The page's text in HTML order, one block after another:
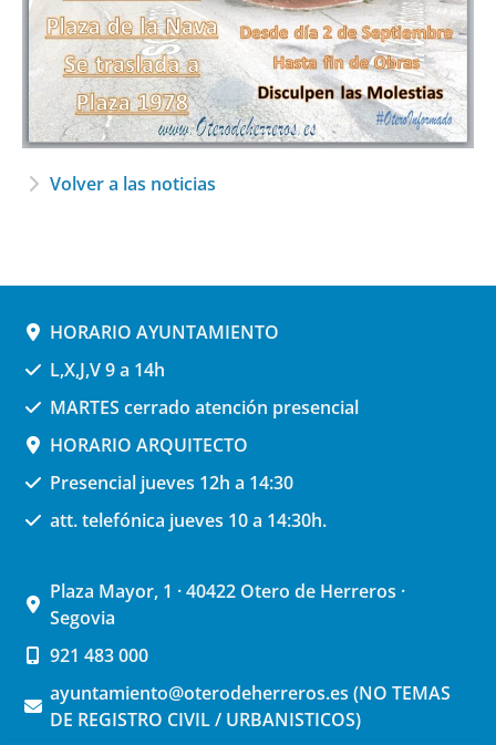
Volver a las noticias
HORARIO AYUNTAMIENTO
L,X,J,V 9 a 14h
MARTES cerrado atención presencial
HORARIO ARQUITECTO
Presencial jueves 12h a 14:30
att. telefónica jueves 10 a 14:30h.
Plaza Mayor, 1 · 40422 Otero de Herreros ·
Segovia
921 483 000
ayuntamiento@oterodeherreros.es (NO TEMAS
DE REGISTRO CIVIL / URBANISTICOS)